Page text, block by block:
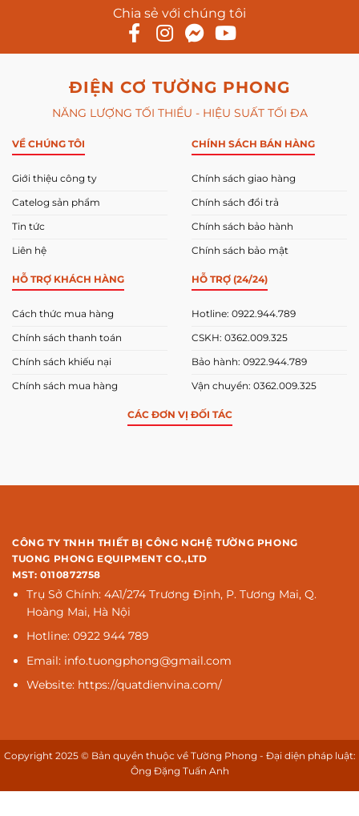
Chia sẻ với chúng tôi
ĐIỆN CƠ TƯỜNG PHONG
NĂNG LƯỢNG TỐI THIỂU - HIỆU SUẤT TỐI ĐA
VỀ CHÚNG TÔI
Giới thiệu công ty
Catelog sản phẩm
Tin tức
Liên hệ
CHÍNH SÁCH BÁN HÀNG
Chính sách giao hàng
Chính sách đổi trả
Chính sách bảo hành
Chính sách bảo mật
HỖ TRỢ KHÁCH HÀNG
Cách thức mua hàng
Chính sách thanh toán
Chính sách khiếu nại
Chính sách mua hàng
HỖ TRỢ (24/24)
Hotline: 0922.944.789
CSKH: 0362.009.325
Bảo hành: 0922.944.789
Vận chuyển: 0362.009.325
CÁC ĐƠN VỊ ĐỐI TÁC
CÔNG TY TNHH THIẾT BỊ CÔNG NGHỆ TƯỜNG PHONG
TUONG PHONG EQUIPMENT CO.,LTD
MST: 0110872758
Trụ Sở Chính: 4A1/274 Trương Định, P. Tương Mai, Q.
Hoàng Mai, Hà Nội
Hotline: 0922 944 789
Email: info.tuongphong@gmail.com
Website: https://quatdienvina.com/
Copyright 2025 © Bản quyền thuộc về Tường Phong - Đại diện pháp luật:
Ông Đặng Tuấn Anh